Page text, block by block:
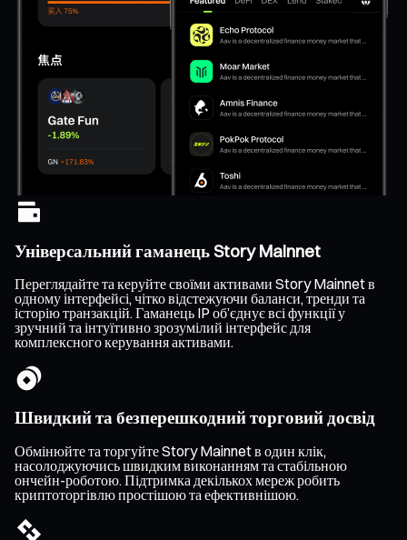
Універсальний гаманець Story Mainnet
Переглядайте та керуйте своїми активами Story Mainnet в
одному інтерфейсі, чітко відстежуючи баланси, тренди та
історію транзакцій. Гаманець IP об’єднує всі функції у
зручний та інтуїтивно зрозумілий інтерфейс для
комплексного керування активами.
Швидкий та безперешкодний торговий досвід
Обмінюйте та торгуйте Story Mainnet в один клік,
насолоджуючись швидким виконанням та стабільною
ончейн-роботою. Підтримка декількох мереж робить
криптоторгівлю простішою та ефективнішою.